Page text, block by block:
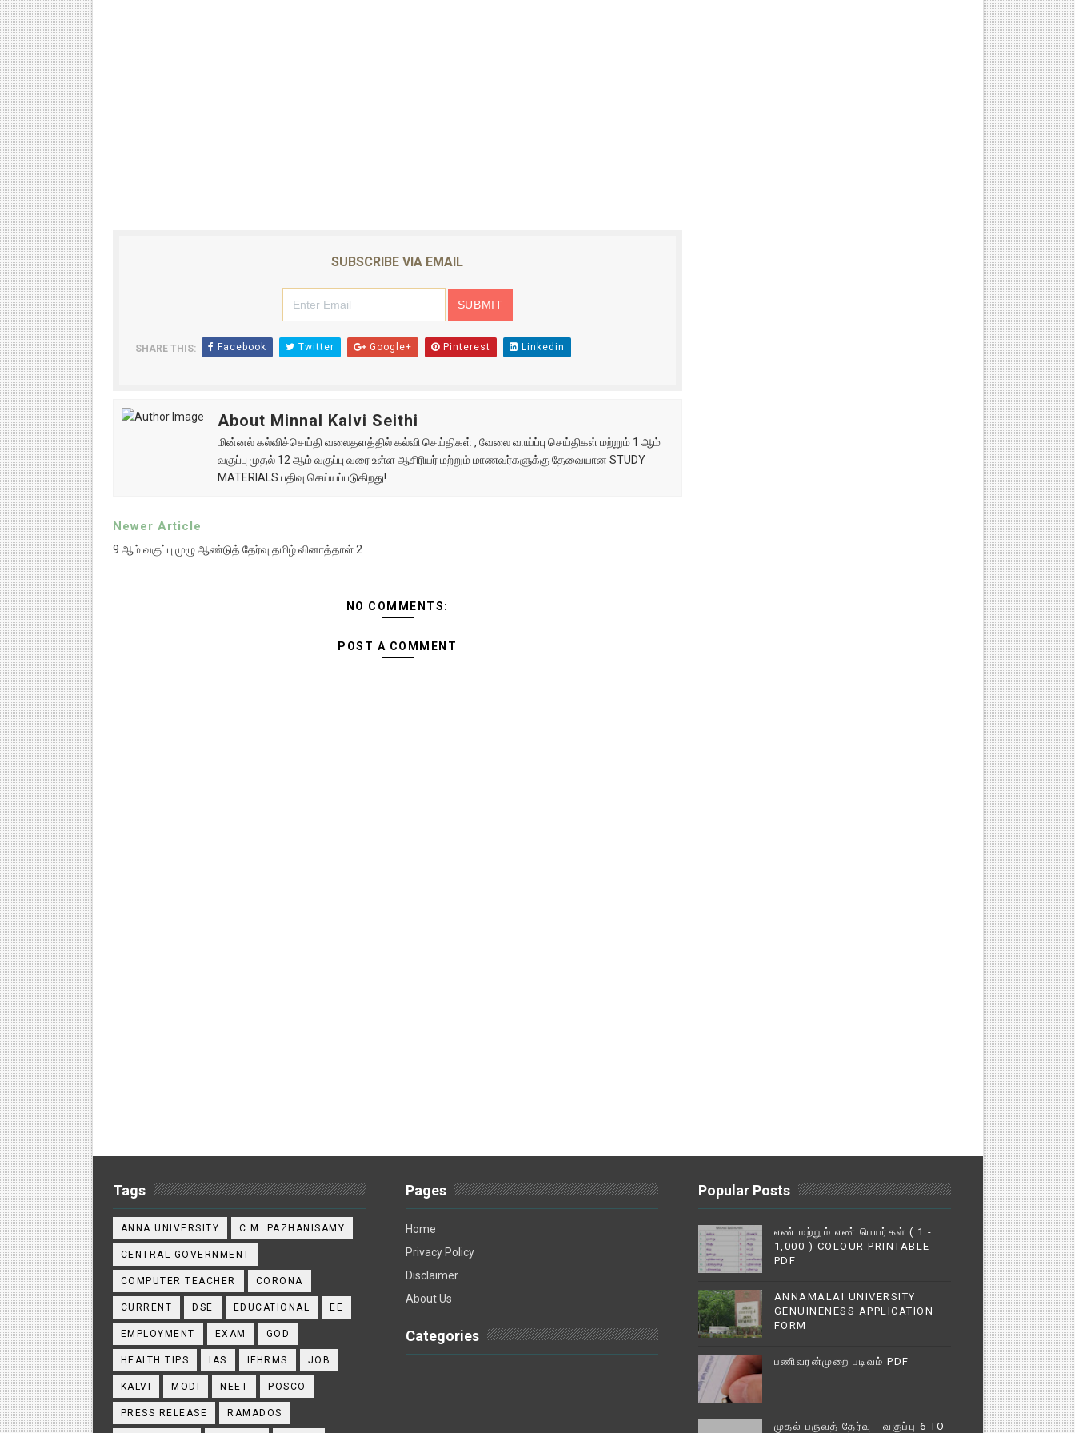
SUBSCRIBE VIA EMAIL
SHARE THIS: Facebook Twitter Google+ Pinterest Linkedin
About Minnal Kalvi Seithi
மின்னல் கல்விச்செய்தி வலைதளத்தில் கல்வி செய்திகள் , வேலை வாய்ப்பு செய்திகள் மற்றும் 1 ஆம்
வகுப்பு முதல் 12 ஆம் வகுப்பு வரை உள்ள ஆசிரியர் மற்றும் மாணவர்களுக்கு தேவையான STUDY
MATERIALS பதிவு செய்யப்படுகிறது!
Newer Article
9 ஆம் வகுப்பு முழு ஆண்டுத் தேர்வு தமிழ் வினாத்தாள் 2
NO COMMENTS:
POST A COMMENT
Tags
ANNA UNIVERSITY C.M .PAZHANISAMY
CENTRAL GOVERNMENT
COMPUTER TEACHER CORONA
CURRENT DSE EDUCATIONAL EE
EMPLOYMENT EXAM GOD
HEALTH TIPS IAS IFHRMS JOB
KALVI MODI NEET POSCO
PRESS RELEASE RAMADOS
Pages
Home
Privacy Policy
Disclaimer
About Us
Categories
Popular Posts
எண் மற்றும் எண் பெயர்கள் ( 1 -
1,000 ) COLOUR PRINTABLE
PDF
ANNAMALAI UNIVERSITY
GENUINENESS APPLICATION
FORM
பணிவரன்முறை படிவம் PDF
முதல் பருவத் தேர்வு - வகுப்பு 6 TO